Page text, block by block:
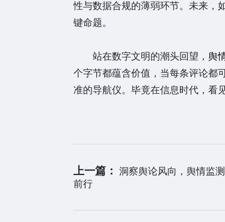
性与数据合规的薄弱环节。未来，
键命题。
站在数字文明的潮头回望， 舆
个字节都蕴含价值，当每条评论都
准的导航仪。毕竟在信息时代，看
上一篇：
洞察舆论风向，舆情监
前行